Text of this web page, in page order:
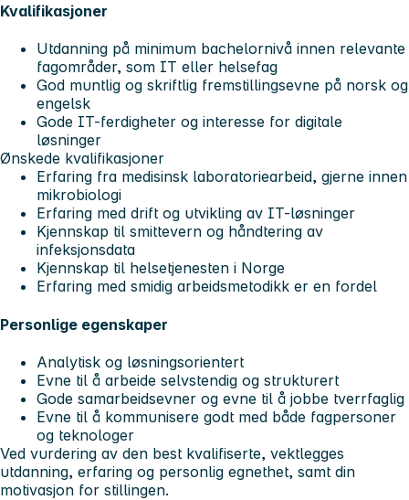
Kvalifikasjoner
Utdanning på minimum bachelornivå innen relevante
fagområder, som IT eller helsefag
God muntlig og skriftlig fremstillingsevne på norsk og
engelsk
Gode IT-ferdigheter og interesse for digitale
løsninger
Ønskede kvalifikasjoner
Erfaring fra medisinsk laboratoriearbeid, gjerne innen
mikrobiologi
Erfaring med drift og utvikling av IT-løsninger
Kjennskap til smittevern og håndtering av
infeksjonsdata
Kjennskap til helsetjenesten i Norge
Erfaring med smidig arbeidsmetodikk er en fordel
Personlige egenskaper
Analytisk og løsningsorientert
Evne til å arbeide selvstendig og strukturert
Gode samarbeidsevner og evne til å jobbe tverrfaglig
Evne til å kommunisere godt med både fagpersoner
og teknologer
Ved vurdering av den best kvalifiserte, vektlegges
utdanning, erfaring og personlig egnethet, samt din
motivasjon for stillingen.